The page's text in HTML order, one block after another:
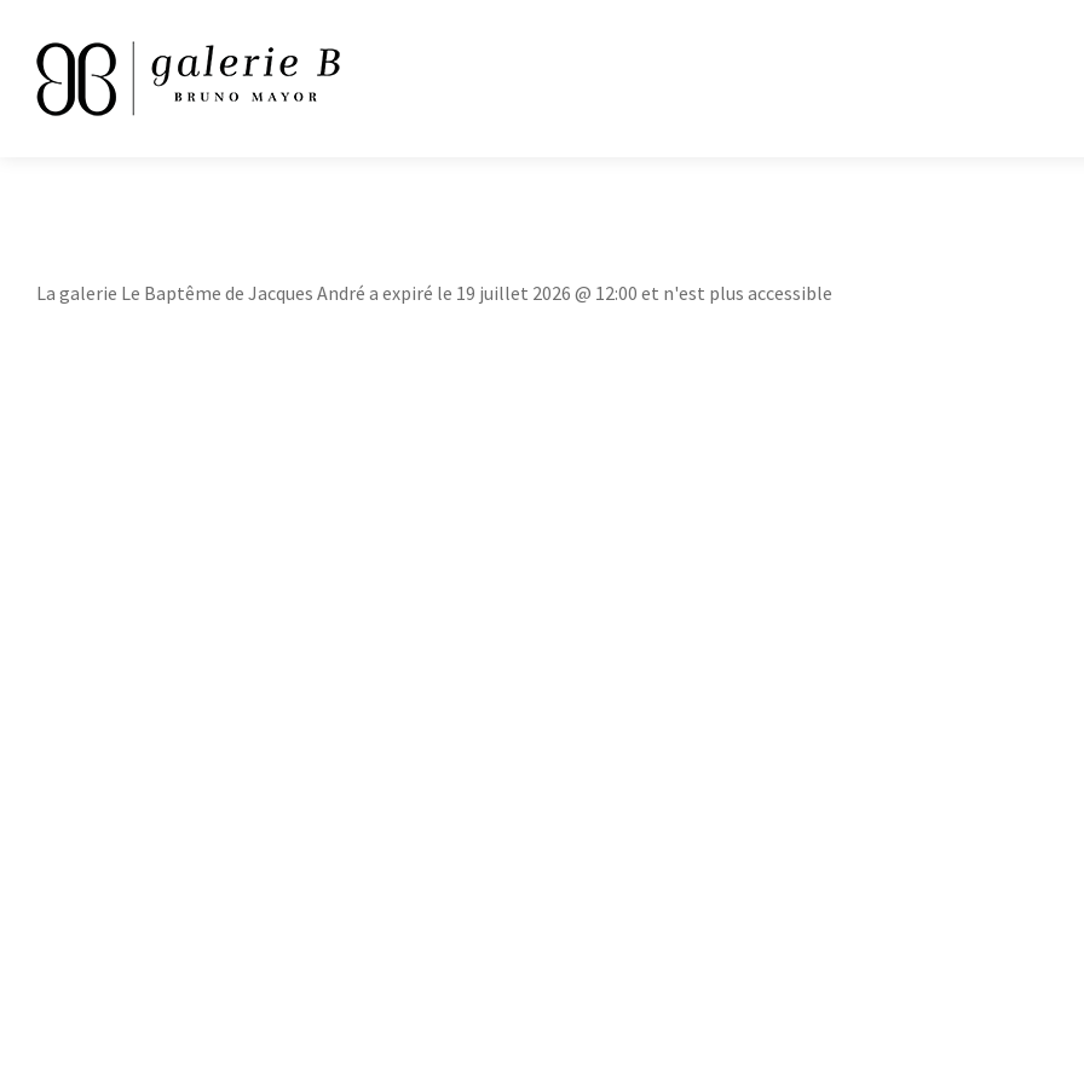
La galerie Le Baptême de Jacques André a expiré le 19 juillet 2026 @ 12:00 et n'est plus accessible